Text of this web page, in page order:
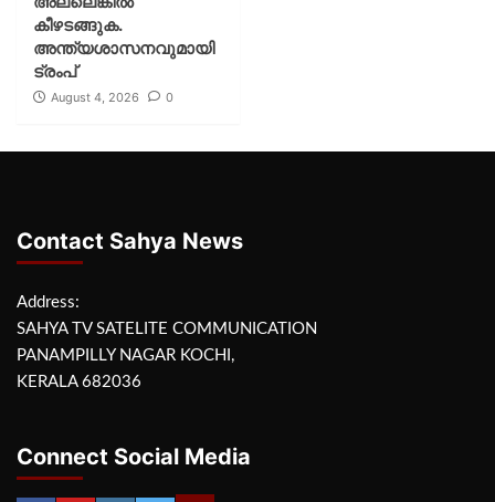
കീഴടങ്ങുക.
അന്ത്യശാസനവുമായി
ട്രംപ്
August 4, 2026 0
Contact Sahya News
Address:
SAHYA TV SATELITE COMMUNICATION
PANAMPILLY NAGAR KOCHI,
KERALA 682036
Connect Social Media